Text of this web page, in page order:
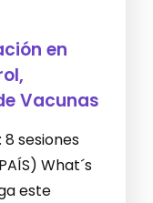
en
Vacunas
8 sesiones
What´s
este